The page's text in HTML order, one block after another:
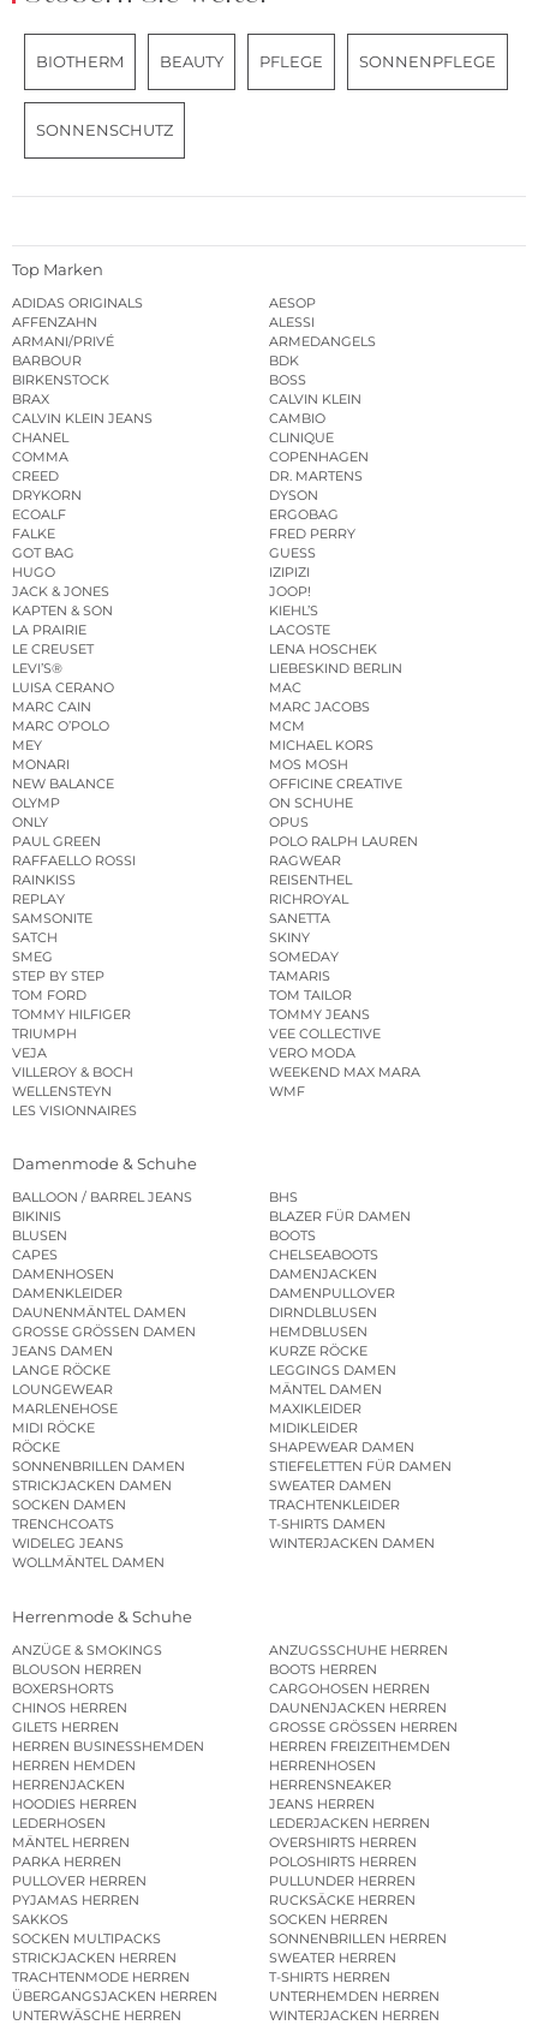
BIOTHERM BEAUTY PFLEGE SONNENPFLEGE
SONNENSCHUTZ
Top Marken
ADIDAS ORIGINALS
AESOP
AFFENZAHN
ALESSI
ARMANI/PRIVÉ
ARMEDANGELS
BARBOUR
BDK
BIRKENSTOCK
BOSS
BRAX
CALVIN KLEIN
CALVIN KLEIN JEANS
CAMBIO
CHANEL
CLINIQUE
COMMA
COPENHAGEN
CREED
DR. MARTENS
DRYKORN
DYSON
ECOALF
ERGOBAG
FALKE
FRED PERRY
GOT BAG
GUESS
HUGO
IZIPIZI
JACK & JONES
JOOP!
KAPTEN & SON
KIEHL’S
LA PRAIRIE
LACOSTE
LE CREUSET
LENA HOSCHEK
LEVI’S®
LIEBESKIND BERLIN
LUISA CERANO
MAC
MARC CAIN
MARC JACOBS
MARC O’POLO
MCM
MEY
MICHAEL KORS
MONARI
MOS MOSH
NEW BALANCE
OFFICINE CREATIVE
OLYMP
ON SCHUHE
ONLY
OPUS
PAUL GREEN
POLO RALPH LAUREN
RAFFAELLO ROSSI
RAGWEAR
RAINKISS
REISENTHEL
REPLAY
RICHROYAL
SAMSONITE
SANETTA
SATCH
SKINY
SMEG
SOMEDAY
STEP BY STEP
TAMARIS
TOM FORD
TOM TAILOR
TOMMY HILFIGER
TOMMY JEANS
TRIUMPH
VEE COLLECTIVE
VEJA
VERO MODA
VILLEROY & BOCH
WEEKEND MAX MARA
WELLENSTEYN
WMF
LES VISIONNAIRES
Damenmode & Schuhe
BALLOON / BARREL JEANS
BHS
BIKINIS
BLAZER FÜR DAMEN
BLUSEN
BOOTS
CAPES
CHELSEABOOTS
DAMENHOSEN
DAMENJACKEN
DAMENKLEIDER
DAMENPULLOVER
DAUNENMÄNTEL DAMEN
DIRNDLBLUSEN
GROSSE GRÖSSEN DAMEN
HEMDBLUSEN
JEANS DAMEN
KURZE RÖCKE
LANGE RÖCKE
LEGGINGS DAMEN
LOUNGEWEAR
MÄNTEL DAMEN
MARLENEHOSE
MAXIKLEIDER
MIDI RÖCKE
MIDIKLEIDER
RÖCKE
SHAPEWEAR DAMEN
SONNENBRILLEN DAMEN
STIEFELETTEN FÜR DAMEN
STRICKJACKEN DAMEN
SWEATER DAMEN
SOCKEN DAMEN
TRACHTENKLEIDER
TRENCHCOATS
T-SHIRTS DAMEN
WIDELEG JEANS
WINTERJACKEN DAMEN
WOLLMÄNTEL DAMEN
Herrenmode & Schuhe
ANZÜGE & SMOKINGS
ANZUGSSCHUHE HERREN
BLOUSON HERREN
BOOTS HERREN
BOXERSHORTS
CARGOHOSEN HERREN
CHINOS HERREN
DAUNENJACKEN HERREN
GILETS HERREN
GROSSE GRÖSSEN HERREN
HERREN BUSINESSHEMDEN
HERREN FREIZEITHEMDEN
HERREN HEMDEN
HERRENHOSEN
HERRENJACKEN
HERRENSNEAKER
HOODIES HERREN
JEANS HERREN
LEDERHOSEN
LEDERJACKEN HERREN
MÄNTEL HERREN
OVERSHIRTS HERREN
PARKA HERREN
POLOSHIRTS HERREN
PULLOVER HERREN
PULLUNDER HERREN
PYJAMAS HERREN
RUCKSÄCKE HERREN
SAKKOS
SOCKEN HERREN
SOCKEN MULTIPACKS
SONNENBRILLEN HERREN
STRICKJACKEN HERREN
SWEATER HERREN
TRACHTENMODE HERREN
T-SHIRTS HERREN
ÜBERGANGSJACKEN HERREN
UNTERHEMDEN HERREN
UNTERWÄSCHE HERREN
WINTERJACKEN HERREN